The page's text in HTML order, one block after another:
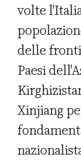
volte
delle
Paesi
Xinjiang